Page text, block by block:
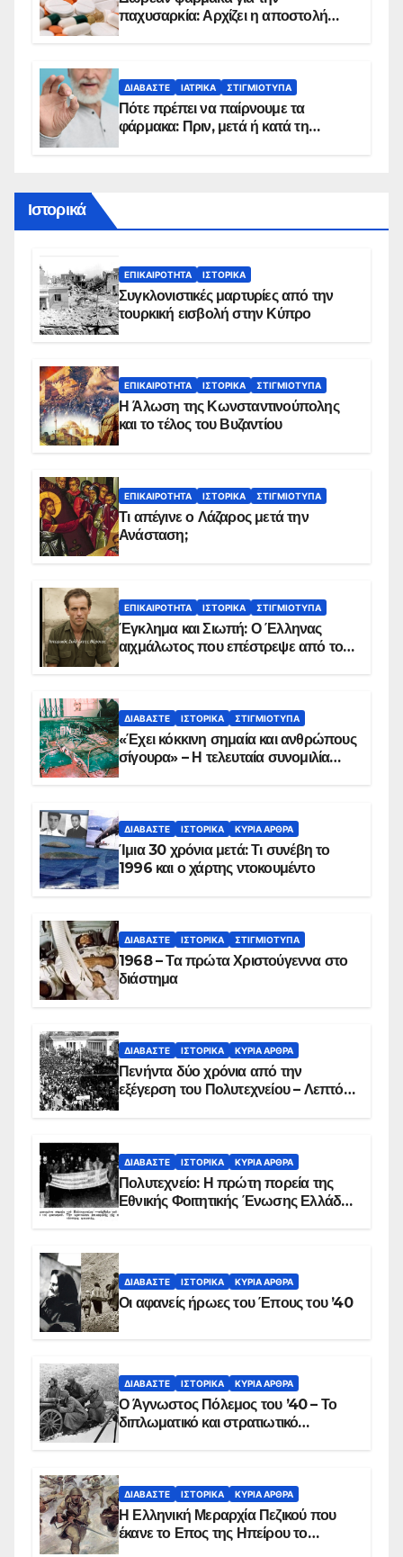
παχυσαρκία: Αρχίζει η αποστολή
ΔΙΑΒΆΣΤΕ ΙΑΤΡΙΚΆ ΣΤΙΓΜΙΌΤΥΠΑ
Πότε πρέπει να παίρνουμε τα
φάρμακα: Πριν, μετά ή κατά τη
Ιστορικά
ΕΠΙΚΑΙΡΌΤΗΤΑ ΙΣΤΟΡΙΚΆ
Συγκλονιστικές μαρτυρίες από την
τουρκική εισβολή στην Κύπρο
ΕΠΙΚΑΙΡΌΤΗΤΑ ΙΣΤΟΡΙΚΆ ΣΤΙΓΜΙΌΤΥΠΑ
Η Άλωση της Κωνσταντινούπολης
και το τέλος του Βυζαντίου
ΕΠΙΚΑΙΡΌΤΗΤΑ ΙΣΤΟΡΙΚΆ ΣΤΙΓΜΙΌΤΥΠΑ
Τι απέγινε ο Λάζαρος μετά την
Ανάσταση;
ΕΠΙΚΑΙΡΌΤΗΤΑ ΙΣΤΟΡΙΚΆ ΣΤΙΓΜΙΌΤΥΠΑ
Έγκλημα και Σιωπή: Ο Έλληνας
αιχμάλωτος που επέστρεψε από το
ΔΙΑΒΆΣΤΕ ΙΣΤΟΡΙΚΆ ΣΤΙΓΜΙΌΤΥΠΑ
«Έχει κόκκινη σημαία και ανθρώπους
σίγουρα» – Η τελευταία συνομιλία
ΔΙΑΒΆΣΤΕ ΙΣΤΟΡΙΚΆ ΚΥΡΙΑ ΑΡΘΡΑ
Ίμια 30 χρόνια μετά: Τι συνέβη το
1996 και ο χάρτης ντοκουμέντο
ΔΙΑΒΆΣΤΕ ΙΣΤΟΡΙΚΆ ΣΤΙΓΜΙΌΤΥΠΑ
1968 – Τα πρώτα Χριστούγεννα στο
διάστημα
ΔΙΑΒΆΣΤΕ ΙΣΤΟΡΙΚΆ ΚΥΡΙΑ ΑΡΘΡΑ
Πενήντα δύο χρόνια από την
εξέγερση του Πολυτεχνείου – Λεπτό
ΔΙΑΒΆΣΤΕ ΙΣΤΟΡΙΚΆ ΚΥΡΙΑ ΑΡΘΡΑ
Πολυτεχνείο: Η πρώτη πορεία της
Εθνικής Φοιτητικής Ένωσης Ελλάδος
ΔΙΑΒΆΣΤΕ ΙΣΤΟΡΙΚΆ ΚΥΡΙΑ ΑΡΘΡΑ
Οι αφανείς ήρωες του Έπους του ’40
ΔΙΑΒΆΣΤΕ ΙΣΤΟΡΙΚΆ ΚΥΡΙΑ ΑΡΘΡΑ
Ο Άγνωστος Πόλεμος του ’40 – Το
διπλωματικό και στρατιωτικό
ΔΙΑΒΆΣΤΕ ΙΣΤΟΡΙΚΆ ΚΥΡΙΑ ΑΡΘΡΑ
Η Ελληνική Μεραρχία Πεζικού που
έκανε το Επος της Ηπείρου το